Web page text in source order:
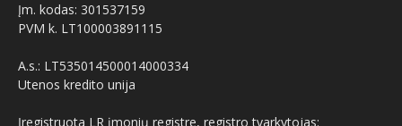
Įm. kodas: 301537159
PVM k. LT100003891115
A.s.: LT535014500014000334
Utenos kredito unija
Įregistruota LR įmonių registre, registro tvarkytojas: